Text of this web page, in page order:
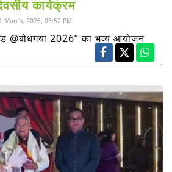
कार्यक्रम
March, 2026, 03:52 PM
@बोधगया 2026” का भव्य आयोजन